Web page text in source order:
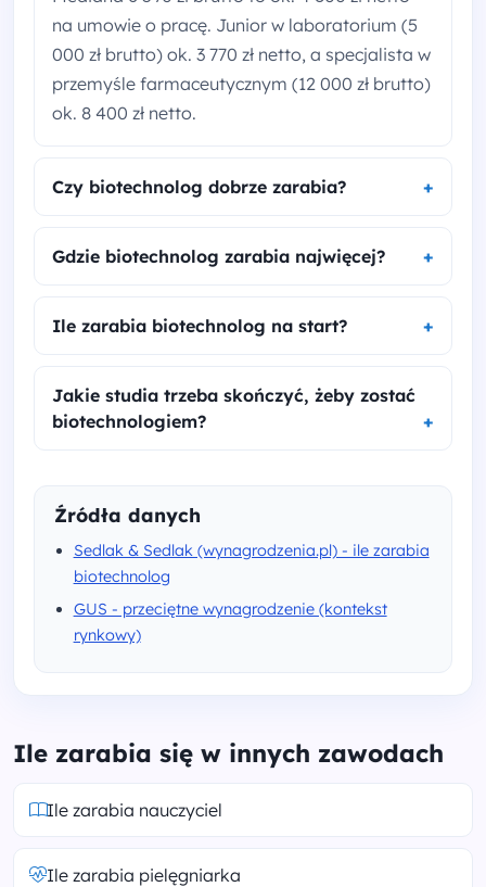
na umowie o pracę. Junior w laboratorium (5
000 zł brutto) ok. 3 770 zł netto, a specjalista w
przemyśle farmaceutycznym (12 000 zł brutto)
ok. 8 400 zł netto.
Czy biotechnolog dobrze zarabia?
Gdzie biotechnolog zarabia najwięcej?
Ile zarabia biotechnolog na start?
Jakie studia trzeba skończyć, żeby zostać
biotechnologiem?
Źródła danych
Sedlak & Sedlak (wynagrodzenia.pl) - ile zarabia
biotechnolog
GUS - przeciętne wynagrodzenie (kontekst
rynkowy)
Ile zarabia się w innych zawodach
Ile zarabia nauczyciel
Ile zarabia pielęgniarka